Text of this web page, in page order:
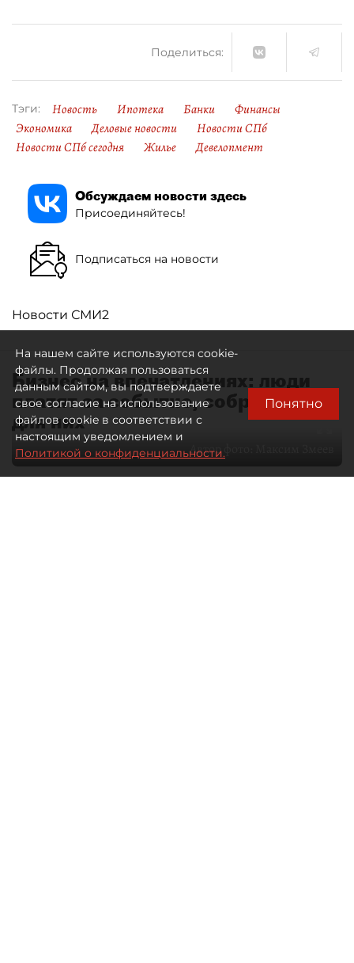
Поделиться:
Тэги: Новость Ипотека Банки
Финансы
Экономика
Деловые новости
Новости СПб
Новости СПб сегодня
Жилье Девелопмент
Обсуждаем новости здесь
Присоединяйтесь!
Подписаться на новости
Новости СМИ2
Бизнес на впечатлениях: люди
платят за событие, собранное
для них
Автор фото:
На нашем сайте используются cookie-
файлы. Продолжая пользоваться
данным сайтом, вы подтверждаете
свое согласие на использование
файлов cookie в соответствии с
настоящим уведомлением и
Политикой о конфиденциальности.
Понятно